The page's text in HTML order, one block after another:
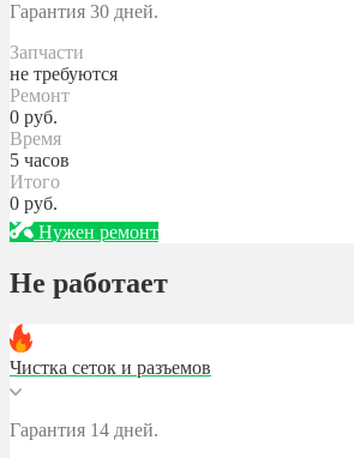
Гарантия 30 дней.
Запчасти
не требуются
Ремонт
0 руб.
Время
5 часов
Итого
0 руб.
Нужен ремонт
Не работает
Чистка сеток и разъемов
Гарантия 14 дней.